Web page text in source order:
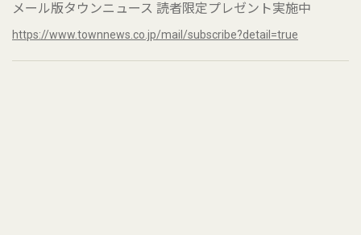
メール版タウンニュース 読者限定プレゼント実施中
https://www.townnews.co.jp/mail/subscribe?detail=true